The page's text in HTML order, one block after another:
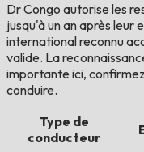
Dr Congo autorise les
jusqu'à un an après leur
international reconnu
valide. La
importante ici,
conduire.
Type de
conducteur